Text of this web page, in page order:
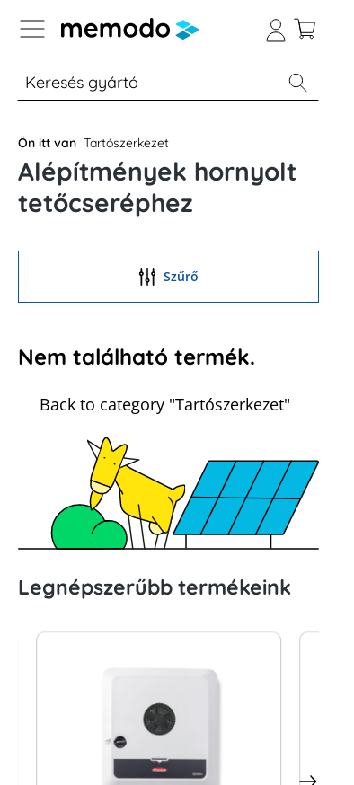
to B2B platform navigation
% Akció Otthoni energiatárolók
Ön itt van Tartószerkezet
Alépítmények hornyolt
tetőcseréphez
Szűrő
Nem található termék.
Back to category "Tartószerkezet"
Legnépszerűbb termékeink